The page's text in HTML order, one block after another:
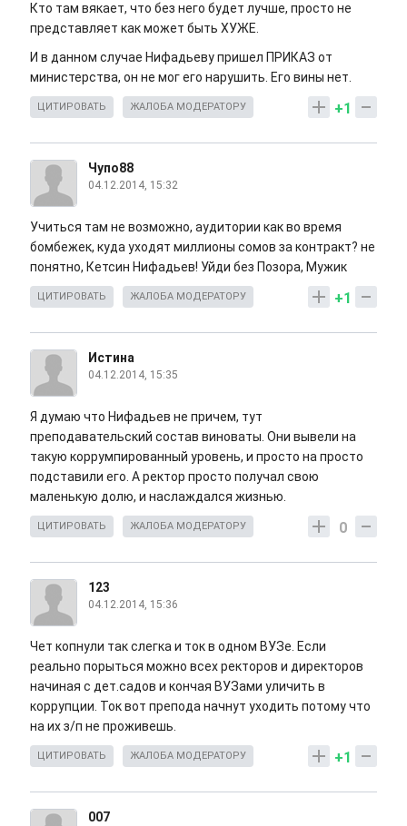
Кто там вякает, что без него будет лучше, просто не
представляет как может быть ХУЖЕ.
И в данном случае Нифадьеву пришел ПРИКАЗ от
министерства, он не мог его нарушить. Его вины нет.
+1
ЦИТИРОВАТЬ ЖАЛОБА МОДЕРАТОРУ
Чупо88
04.12.2014, 15:32
Учиться там не возможно, аудитории как во время
бомбежек, куда уходят миллионы сомов за контракт? не
понятно, Кетсин Нифадьев! Уйди без Позора, Мужик
+1
ЦИТИРОВАТЬ ЖАЛОБА МОДЕРАТОРУ
Истина
04.12.2014, 15:35
Я думаю что Нифадьев не причем, тут
преподавательский состав виноваты. Они вывели на
такую коррумпированный уровень, и просто на просто
подставили его. А ректор просто получал свою
маленькую долю, и наслаждался жизнью.
0
ЦИТИРОВАТЬ ЖАЛОБА МОДЕРАТОРУ
123
04.12.2014, 15:36
Чет копнули так слегка и ток в одном ВУЗе. Если
реально порыться можно всех ректоров и директоров
начиная с дет.садов и кончая ВУЗами уличить в
коррупции. Ток вот препода начнут уходить потому что
на их з/п не проживешь.
+1
ЦИТИРОВАТЬ ЖАЛОБА МОДЕРАТОРУ
007